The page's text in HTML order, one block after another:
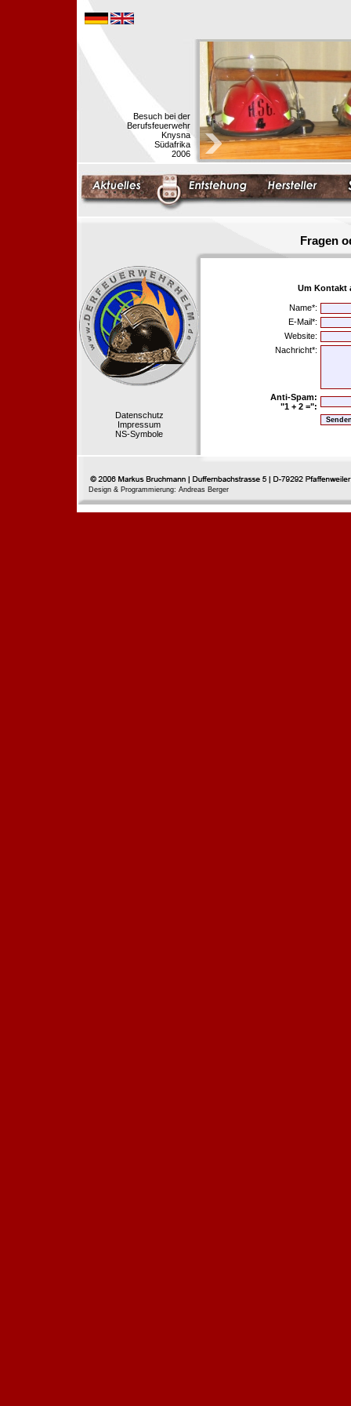
Besuch bei der
Berufsfeuerwehr
Knysna
Südafrika
2006
Fragen
Datenschutz
Impressum
NS-Symbole
Um Kontakt
Name*:
E-Mail*:
Website:
Nachricht*:
Anti-Spam:
"1 + 2 =":
Design & Programmierung: Andreas Berger